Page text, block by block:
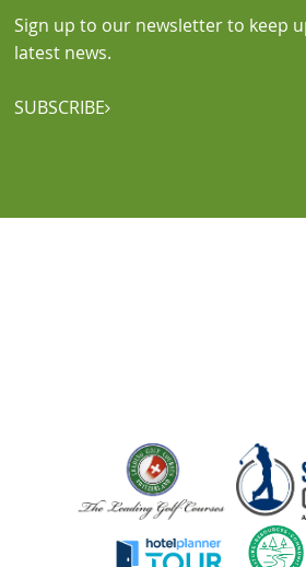
Sign up to our newsletter to keep
latest news.
SUBSCRIBE